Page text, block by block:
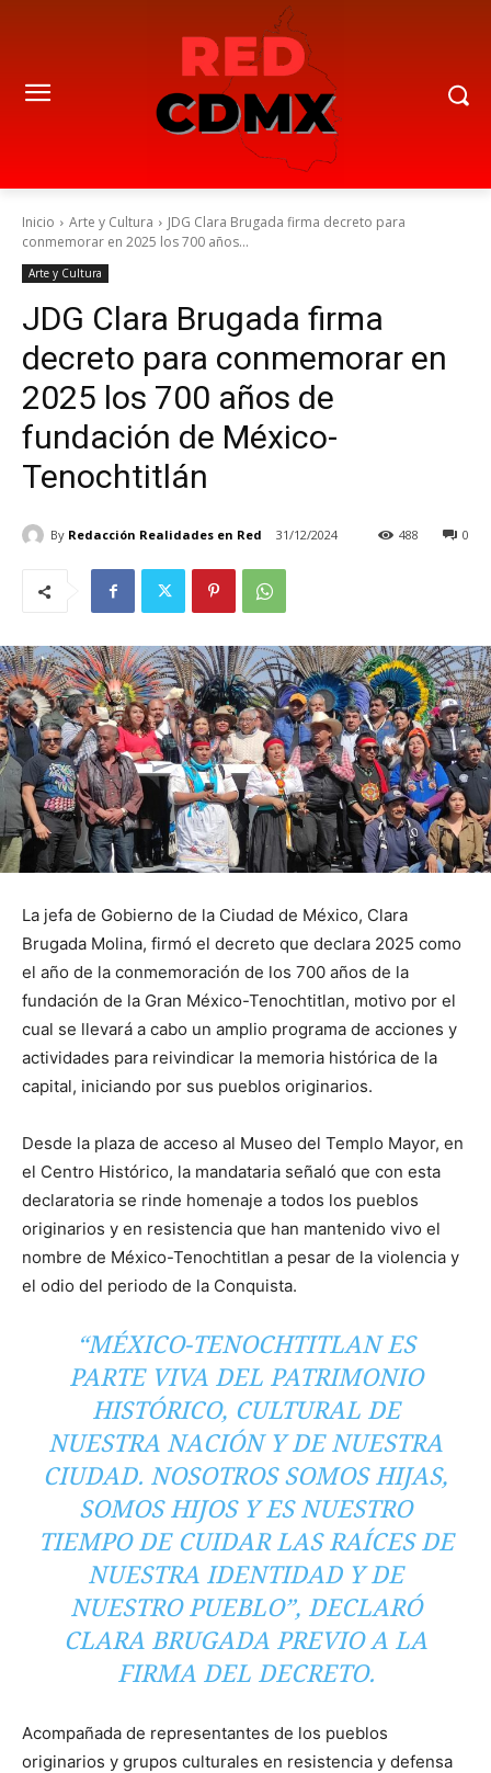
Inicio Arte y Cultura
JDG Clara Brugada firma decreto para
conmemorar en 2025 los 700 años...
Arte y Cultura
JDG Clara Brugada firma
decreto para conmemorar en
2025 los 700 años de
fundación de México-
Tenochtitlán
By Redacción Realidades en Red 31/12/2024 0
488
La jefa de Gobierno de la Ciudad de México, Clara
Brugada Molina, firmó el decreto que declara 2025 como
el año de la conmemoración de los 700 años de la
fundación de la Gran México-Tenochtitlan, motivo por el
cual se llevará a cabo un amplio programa de acciones y
actividades para reivindicar la memoria histórica de la
capital, iniciando por sus pueblos originarios.
Desde la plaza de acceso al Museo del Templo Mayor, en
el Centro Histórico, la mandataria señaló que con esta
declaratoria se rinde homenaje a todos los pueblos
originarios y en resistencia que han mantenido vivo el
nombre de México-Tenochtitlan a pesar de la violencia y
el odio del periodo de la Conquista.
“MÉXICO-TENOCHTITLAN ES
PARTE VIVA DEL PATRIMONIO
HISTÓRICO, CULTURAL DE
NUESTRA NACIÓN Y DE NUESTRA
CIUDAD. NOSOTROS SOMOS HIJAS,
SOMOS HIJOS Y ES NUESTRO
TIEMPO DE CUIDAR LAS RAÍCES DE
NUESTRA IDENTIDAD Y DE
NUESTRO PUEBLO”, DECLARÓ
CLARA BRUGADA PREVIO A LA
FIRMA DEL DECRETO.
Acompañada de representantes de los pueblos
originarios y grupos culturales en resistencia y defensa